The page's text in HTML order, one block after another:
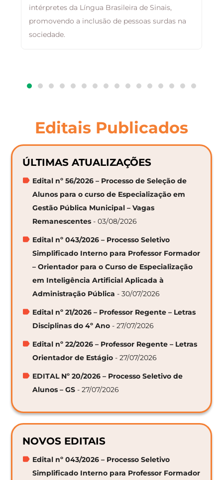
intérpretes da Língua Brasileira de Sinais,
promovendo a inclusão de pessoas surdas na
sociedade.
Editais Publicados
ÚLTIMAS ATUALIZAÇÕES
Edital nº 56/2026 – Processo de Seleção de
Alunos para o curso de Especialização em
Gestão Pública Municipal – Vagas
Remanescentes - 03/08/2026
Edital nº 043/2026 – Processo Seletivo
Simplificado Interno para Professor Formador
– Orientador para o Curso de Especialização
em Inteligência Artificial Aplicada à
Administração Pública - 30/07/2026
Edital nº 21/2026 – Professor Regente – Letras
Disciplinas do 4º Ano - 27/07/2026
Edital nº 22/2026 – Professor Regente – Letras
Orientador de Estágio - 27/07/2026
EDITAL Nº 20/2026 – Processo Seletivo de
Alunos – GS - 27/07/2026
NOVOS EDITAIS
Edital nº 043/2026 – Processo Seletivo
Simplificado Interno para Professor Formador